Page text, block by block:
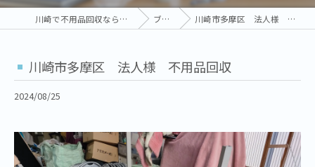
川崎で不用品回収ならNクリーン ブログ 川崎市多摩区 法人様 不用品回収
川崎市多摩区 法人様 不用品回収
2024/08/25